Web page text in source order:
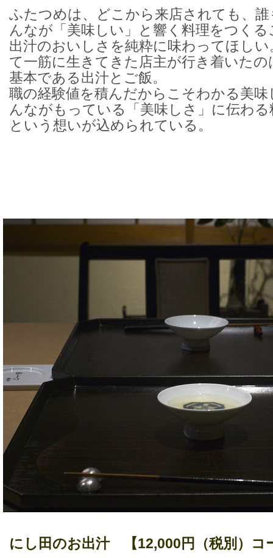
ふたつめは、どこから来店されても、
んなが「美味しい」と響く料理をつくる
出汁のおいしさを純粋に味わってほし
て一筋に生きてきた店主が行き着いたの
基本である出汁とご飯。
職の経験値を積んだからこそわかる美
んながもっている「美味しさ」に伝わ
という想いが込められている。
にし田のお出汁 【12,000円（税別）コ